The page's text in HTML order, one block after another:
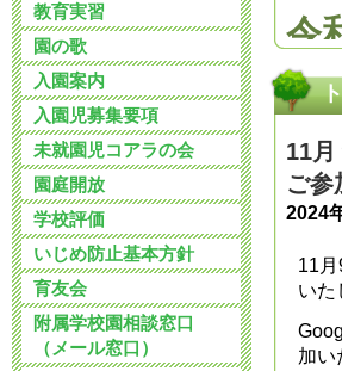
教育実習
園の歌
入園案内
入園児募集要項
未就園児コアラの会
園庭開放
学校評価
いじめ防止基本方針
育友会
附属学校園相談窓口
（メール窓口）
令
令
つ
11
ご参
2024
11
いた
加い